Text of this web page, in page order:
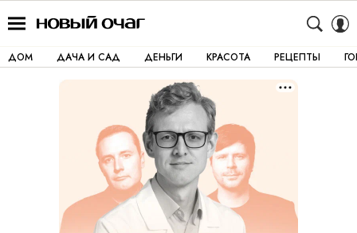
ДОМ ДАЧА И САД ДЕНЬГИ КРАСОТА РЕЦЕПТЫ